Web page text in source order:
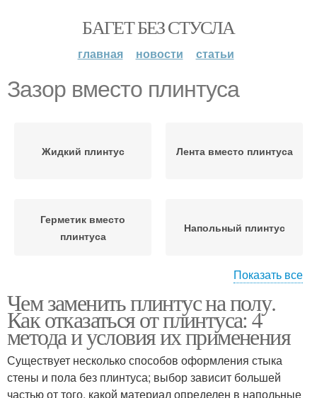
БАГЕТ БЕЗ СТУСЛА
главная новости статьи
Зазор вместо плинтуса
Жидкий плинтус Лента вместо плинтуса
Герметик вместо
плинтуса
Напольный плинтус
Теневой зазор Скрытый плинтус
Показать все
Чем заменить плинтус на полу.
Как отказаться от плинтуса: 4
метода и условия их применения
Существует несколько способов оформления стыка
стены и пола без плинтуса; выбор зависит большей
частью от того, какой материал определен в напольные